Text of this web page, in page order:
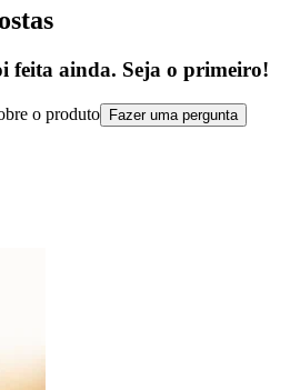
feita ainda. Seja o primeiro!
o produto Fazer uma pergunta